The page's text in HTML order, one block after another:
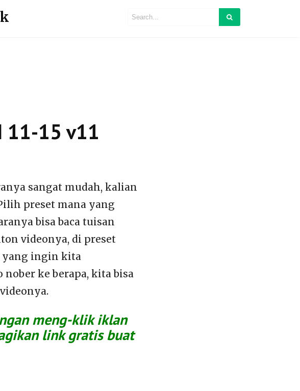
11-15 v11
sangat mudah, kalian
preset mana yang
bisa baca tuisan
videonya, di preset
yang ingin kita
ke berapa, kita bisa
meng-klik iklan
link gratis buat